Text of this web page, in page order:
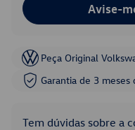
Avise-
Peça Original
Garantia de 3 meses
Tem dúvidas sobre a